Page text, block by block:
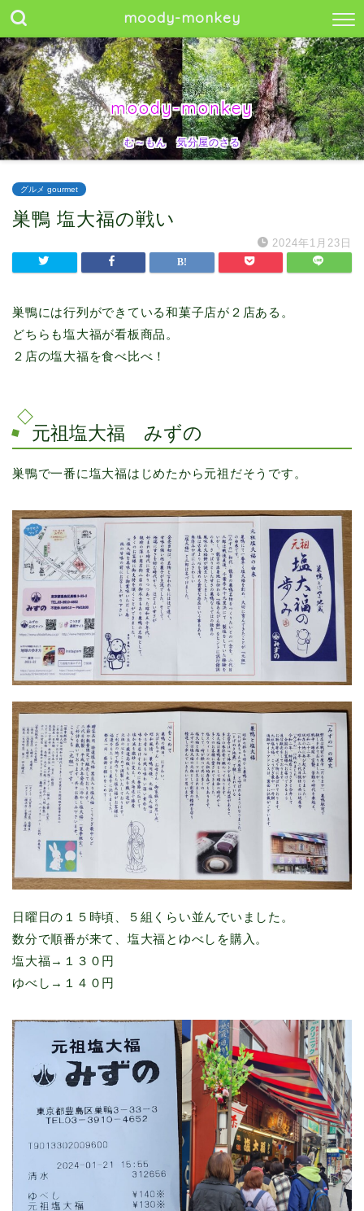
moody-monkey
moody-monkey
む～もん 気分屋のさる
グルメ gourmet
巣鴨 塩大福の戦い
2024年1月23日
巣鴨には行列ができている和菓子店が２店ある。
どちらも塩大福が看板商品。
２店の塩大福を食べ比べ！
元祖塩大福 みずの
巣鴨で一番に塩大福はじめたから元祖だそうです。
日曜日の１５時頃、５組くらい並んでいました。
数分で順番が来て、塩大福とゆべしを購入。
塩大福→１３０円
ゆべし→１４０円